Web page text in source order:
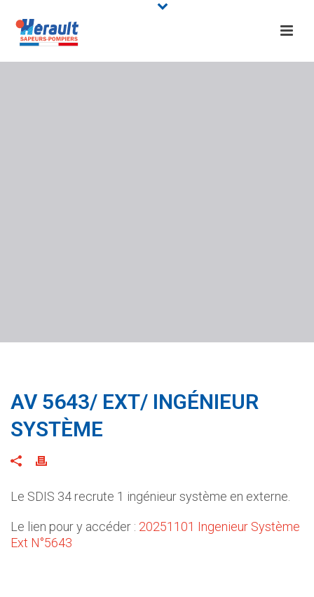
AV 5643/ EXT/ INGÉNIEUR
SYSTÈME
Le SDIS 34 recrute 1 ingénieur système en externe.
Le lien pour y accéder : 20251101 Ingenieur Système
Ext N°5643